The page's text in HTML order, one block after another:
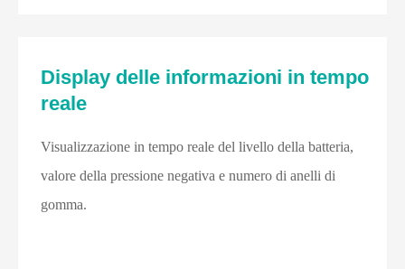
Display delle informazioni in tempo
reale
Visualizzazione in tempo reale del livello della batteria,
valore della pressione negativa e numero di anelli di
gomma.